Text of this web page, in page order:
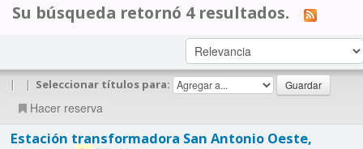
Su búsqueda retornó 4 resultados.
| | Seleccionar títulos para:
Hacer reserva
Estación transformadora San Antonio Oeste,